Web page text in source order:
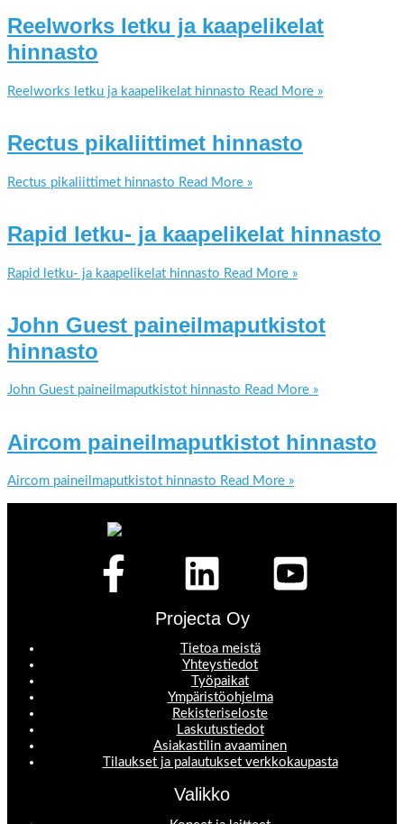
Reelworks letku ja kaapelikelat
hinnasto
Reelworks letku ja kaapelikelat hinnasto Read More »
Rectus pikaliittimet hinnasto
Rectus pikaliittimet hinnasto Read More »
Rapid letku- ja kaapelikelat hinnasto
Rapid letku- ja kaapelikelat hinnasto Read More »
John Guest paineilmaputkistot
hinnasto
John Guest paineilmaputkistot hinnasto Read More »
Aircom paineilmaputkistot hinnasto
Aircom paineilmaputkistot hinnasto Read More »
Projecta Oy
Tietoa meistä
Yhteystiedot
Työpaikat
Ympäristöohjelma
Rekisteriseloste
Laskutustiedot
Asiakastilin avaaminen
Tilaukset ja palautukset verkkokaupasta
Valikko